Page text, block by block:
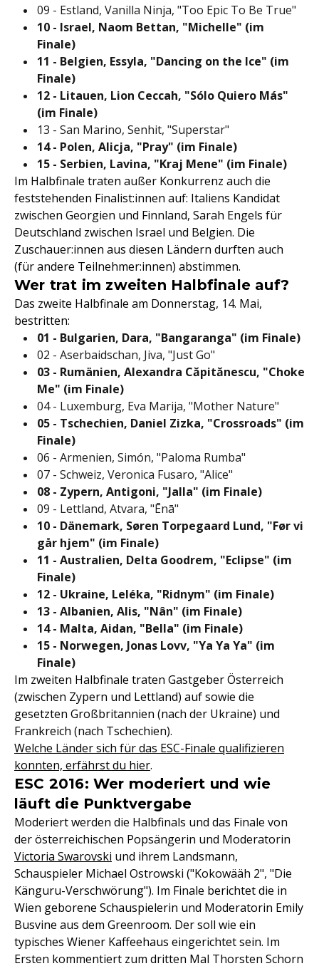
09 - Estland, Vanilla Ninja, "Too Epic To Be True"
10 - Israel, Naom Bettan, "Michelle" (im
Finale)
11 - Belgien, Essyla, "Dancing on the Ice" (im
Finale)
12 - Litauen, Lion Ceccah, "Sólo Quiero Más"
(im Finale)
13 - San Marino, Senhit, "Superstar"
14 - Polen, Alicja, "Pray" (im Finale)
15 - Serbien, Lavina, "Kraj Mene" (im Finale)
Im Halbfinale traten außer Konkurrenz auch die
feststehenden Finalist:innen auf: Italiens Kandidat
zwischen Georgien und Finnland, Sarah Engels für
Deutschland zwischen Israel und Belgien. Die
Zuschauer:innen aus diesen Ländern durften auch
(für andere Teilnehmer:innen) abstimmen.
Wer trat im zweiten Halbfinale auf?
Das zweite Halbfinale am Donnerstag, 14. Mai,
bestritten:
01 - Bulgarien, Dara, "Bangaranga" (im Finale)
02 - Aserbaidschan, Jiva, "Just Go"
03 - Rumänien, Alexandra Căpitănescu, "Choke
Me" (im Finale)
04 - Luxemburg, Eva Marija, "Mother Nature"
05 - Tschechien, Daniel Zizka, "Crossroads" (im
Finale)
06 - Armenien, Simón, "Paloma Rumba"
07 - Schweiz, Veronica Fusaro, "Alice"
08 - Zypern, Antigoni, "Jalla" (im Finale)
09 - Lettland, Atvara, "Ēnā"
10 - Dänemark, Søren Torpegaard Lund, "Før vi
går hjem" (im Finale)
11 - Australien, Delta Goodrem, "Eclipse" (im
Finale)
12 - Ukraine, Leléka, "Ridnym" (im Finale)
13 - Albanien, Alis, "Nân" (im Finale)
14 - Malta, Aidan, "Bella" (im Finale)
15 - Norwegen, Jonas Lovv, "Ya Ya Ya" (im
Finale)
Im zweiten Halbfinale traten Gastgeber Österreich
(zwischen Zypern und Lettland) auf sowie die
gesetzten Großbritannien (nach der Ukraine) und
Frankreich (nach Tschechien).
Welche Länder sich für das ESC-Finale qualifizieren
konnten, erfährst du hier.
ESC 2016: Wer moderiert und wie
läuft die Punktvergabe
Moderiert werden die Halbfinals und das Finale von
der österreichischen Popsängerin und Moderatorin
Victoria Swarovski und ihrem Landsmann,
Schauspieler Michael Ostrowski ("Kokowääh 2", "Die
Känguru-Verschwörung"). Im Finale berichtet die in
Wien geborene Schauspielerin und Moderatorin Emily
Busvine aus dem Greenroom. Der soll wie ein
typisches Wiener Kaffeehaus eingerichtet sein. Im
Ersten kommentiert zum dritten Mal Thorsten Schorn